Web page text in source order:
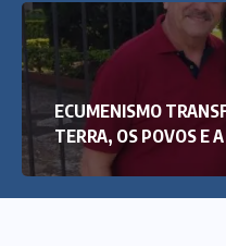
ECUMENISMO
TERRA, OS POVOS E